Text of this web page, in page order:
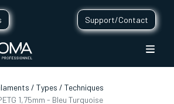
Support/Contact
/ Types / Techniques
1,75mm - Bleu Turquoise